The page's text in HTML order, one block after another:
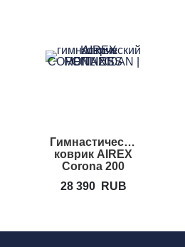
Гимнастический
коврик AIREX
Corona 200
28 390
RUB